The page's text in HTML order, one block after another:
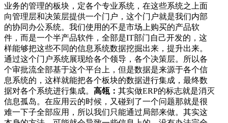
业务的管理的板块，定各个专业系统，在这些系统之上面
向管理层和决策层提供一个门户，这个门户就是我们内部
的协同办公系统。我们使用的不是市场上购买的产品软
件，而是一个半产品软件，全部是IT部门自己开发的，这
样能够把这些不同的信息系统数据挖掘出来，提升出来。
通过这个门户系统展现给各个领导，各个决策层。所以各
个审批流全部基于这个平台上，但是数据是来源于各个信
息系统的，这样就能把各个板块的数据进行集成，最终数
据对各个系统进行集成。 高瓴： 其实做ERP的标志就是消灭
信息孤岛。在应用云的时候，又碰到了一个问题那就是很
难一下子全部应用，所以我们只能通过局部来做。其实这